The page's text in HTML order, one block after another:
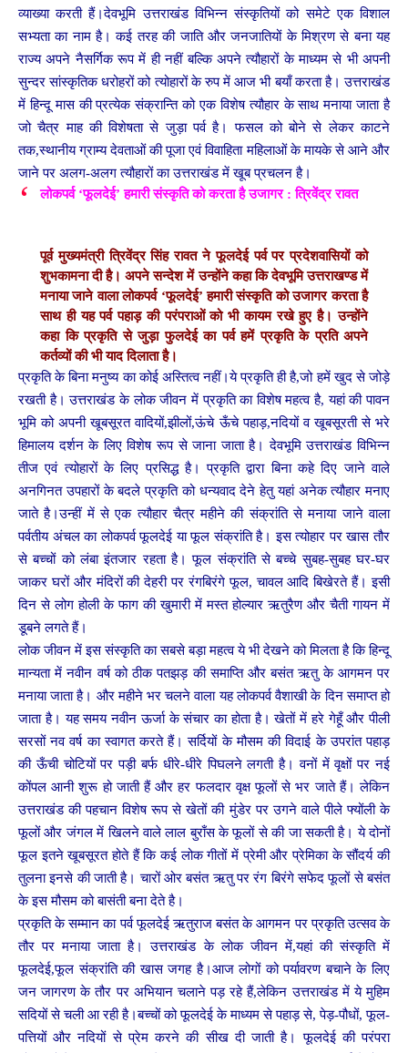
व्याख्या करती हैं।देवभूमि उत्तराखंड विभिन्न संस्कृतियों को समेटे एक विशाल
सभ्यता का नाम है। कई तरह की जाति और जनजातियों के मिश्रण से बना यह
राज्य अपने नैसर्गिक रूप में ही नहीं बल्कि अपने त्यौहारों के माध्यम से भी अपनी
सुन्दर सांस्कृतिक धरोहरों को त्योहारों के रुप में आज भी बयाँ करता है। उत्तराखंड
में हिन्दू मास की प्रत्येक संक्रान्ति को एक विशेष त्यौहार के साथ मनाया जाता है
जो चैत्र माह की विशेषता से जुड़ा पर्व है। फसल को बोने से लेकर काटने
तक,स्थानीय ग्राम्य देवताओं की पूजा एवं विवाहिता महिलाओं के मायके से आने और
जाने पर अलग-अलग त्यौहारों का उत्तराखंड में खूब प्रचलन है।
लोकपर्व ‘फूलदेई’ हमारी संस्कृति को करता है उजागर : त्रिवेंद्र रावत
पूर्व मुख्यमंत्री त्रिवेंद्र सिंह रावत ने फूलदेई पर्व पर प्रदेशवासियों को
शुभकामना दी है। अपने सन्देश में उन्होंने कहा कि देवभूमि उत्तराखण्ड में
मनाया जाने वाला लोकपर्व ‘फूलदेई’ हमारी संस्कृति को उजागर करता है
साथ ही यह पर्व पहाड़ की परंपराओं को भी कायम रखे हुए है। उन्होंने
कहा कि प्रकृति से जुड़ा फुलदेई का पर्व हमें प्रकृति के प्रति अपने
कर्तव्यों की भी याद दिलाता है।
प्रकृति के बिना मनुष्य का कोई अस्तित्व नहीं।ये प्रकृति ही है,जो हमें खुद से जोड़े
रखती है। उत्तराखंड के लोक जीवन में प्रकृति का विशेष महत्व है, यहां की पावन
भूमि को अपनी खूबसूरत वादियों,झीलों,ऊंचे ऊँचे पहाड़,नदियों व खूबसूरती से भरे
हिमालय दर्शन के लिए विशेष रूप से जाना जाता है। देवभूमि उत्तराखंड विभिन्न
तीज एवं त्योहारों के लिए प्रसिद्ध है। प्रकृति द्वारा बिना कहे दिए जाने वाले
अनगिनत उपहारों के बदले प्रकृति को धन्यवाद देने हेतु यहां अनेक त्यौहार मनाए
जाते है।उन्हीं में से एक त्यौहार चैत्र महीने की संक्रांति से मनाया जाने वाला
पर्वतीय अंचल का लोकपर्व फूलदेई या फूल संक्रांति है। इस त्योहार पर खास तौर
से बच्चों को लंबा इंतजार रहता है। फूल संक्रांति से बच्चे सुबह-सुबह घर-घर
जाकर घरों और मंदिरों की देहरी पर रंगबिरंगे फूल, चावल आदि बिखेरते हैं। इसी
दिन से लोग होली के फाग की खुमारी में मस्त होल्यार ऋतुरैण और चैती गायन में
डूबने लगते हैं।
लोक जीवन में इस संस्कृति का सबसे बड़ा महत्व ये भी देखने को मिलता है कि हिन्दू
मान्यता में नवीन वर्ष को ठीक पतझड़ की समाप्ति और बसंत ऋतु के आगमन पर
मनाया जाता है। और महीने भर चलने वाला यह लोकपर्व वैशाखी के दिन समाप्त हो
जाता है। यह समय नवीन ऊर्जा के संचार का होता है। खेतों में हरे गेहूँ और पीली
सरसों नव वर्ष का स्वागत करते हैं। सर्दियों के मौसम की विदाई के उपरांत पहाड़
की ऊँची चोटियों पर पड़ी बर्फ धीरे-धीरे पिघलने लगती है। वनों में वृक्षों पर नई
कोंपल आनी शुरू हो जाती हैं और हर फलदार वृक्ष फूलों से भर जाते हैं। लेकिन
उत्तराखंड की पहचान विशेष रूप से खेतों की मुंडेर पर उगने वाले पीले फ्योंली के
फूलों और जंगल में खिलने वाले लाल बुराँस के फूलों से की जा सकती है। ये दोनों
फूल इतने खूबसूरत होते हैं कि कई लोक गीतों में प्रेमी और प्रेमिका के सौंदर्य की
तुलना इनसे की जाती है। चारों ओर बसंत ऋतु पर रंग बिरंगे सफेद फूलों से बसंत
के इस मौसम को बासंती बना देते है।
प्रकृति के सम्मान का पर्व फूलदेई ऋतुराज बसंत के आगमन पर प्रकृति उत्सव के
तौर पर मनाया जाता है। उत्तराखंड के लोक जीवन में,यहां की संस्कृति में
फूलदेई,फूल संक्रांति की खास जगह है।आज लोगों को पर्यावरण बचाने के लिए
जन जागरण के तौर पर अभियान चलाने पड़ रहे हैं,लेकिन उत्तराखंड में ये मुहिम
सदियों से चली आ रही है।बच्चों को फूलदेई के माध्यम से पहाड़ से, पेड़-पौधों, फूल-
पत्तियों और नदियों से प्रेम करने की सीख दी जाती है। फूलदेई की परंपरा